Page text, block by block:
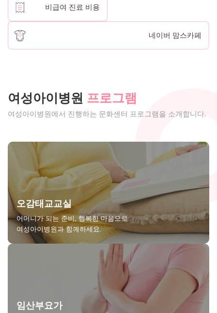
비급여 진료 비용
네이버 맘스카페
여성아이병원 프로그램
여성아이병원에서 진행하는 문화센터 프로그램을 소개합니다.
오감태교교실
어머니가 되는 준비, 행복한 마음으로
여성아이병원과 함께하세요.
임산부요가